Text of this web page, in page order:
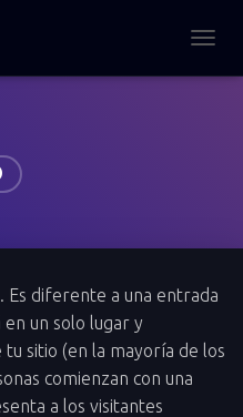
Es diferente a una entrada
un solo lugar y
sitio (en la mayoría de los
comienzan con una
a los visitantes